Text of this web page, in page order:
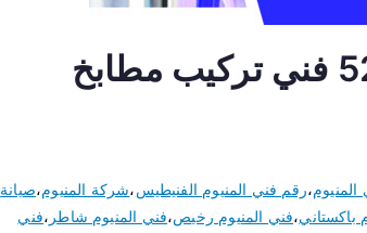
فني المنيوم الفنيطيس 52227343 فني تركيب مطابخ
،رقم فني المنيوم الفنيطيس،شركة المنيوم،صيانة
باكستاني،فني المنيوم رخيص،فني المنيوم شاطر ،فني